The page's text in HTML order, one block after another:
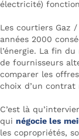
électricité)
Les courtiers Gaz
années 2000
l’énergie. La fin
de fournisseurs
comparer les
choix d’un
C’est là
qui négocie les
les copropriétés,